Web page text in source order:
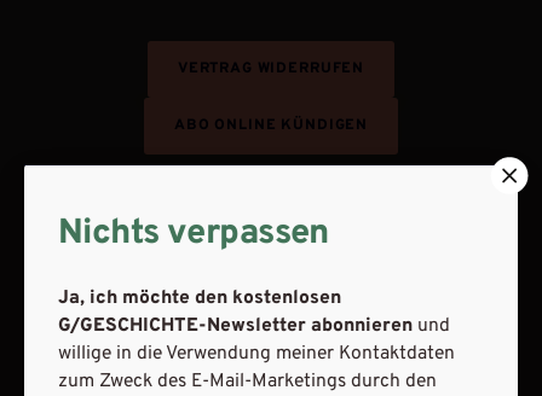
VERTRAG WIDERRUFEN
ABO ONLINE KÜNDIGEN
Nichts verpassen
Ja, ich möchte den kostenlosen
G/GESCHICHTE-Newsletter abonnieren und
willige in die Verwendung meiner Kontaktdaten
zum Zweck des E-Mail-Marketings durch den